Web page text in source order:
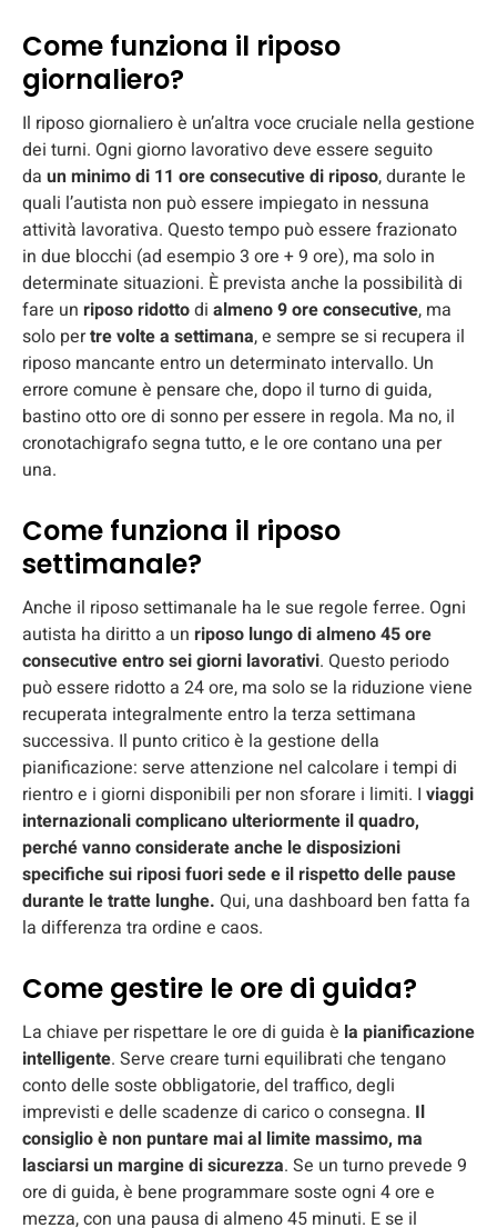
Come funziona il riposo
giornaliero?
Il riposo giornaliero è un’altra voce cruciale nella gestione
dei turni. Ogni giorno lavorativo deve essere seguito
da un minimo di 11 ore consecutive di riposo, durante le
quali l’autista non può essere impiegato in nessuna
attività lavorativa. Questo tempo può essere frazionato
in due blocchi (ad esempio 3 ore + 9 ore), ma solo in
determinate situazioni. È prevista anche la possibilità di
fare un riposo ridottodi almeno 9 ore consecutive, ma
solo pertre volte a settimana, e sempre se si recupera il
riposo mancante entro un determinato intervallo. Un
errore comune è pensare che, dopo il turno di guida,
bastino otto ore di sonno per essere in regola. Ma no, il
cronotachigrafo segna tutto, e le ore contano una per
una.
Come funziona il riposo
settimanale?
Anche il riposo settimanale ha le sue regole ferree. Ogni
autista ha diritto a un riposo lungo di almeno 45 ore
consecutiveentro sei giorni lavorativi. Questo periodo
può essere ridotto a 24 ore, ma solo se la riduzione viene
recuperata integralmente entro la terza settimana
successiva. Il punto critico è la gestione della
pianificazione: serve attenzione nel calcolare i tempi di
rientro e i giorni disponibili per non sforare i limiti. I viaggi
internazionali complicano ulteriormente il quadro,
perché vanno considerate anche le disposizioni
specifiche sui riposi fuori sede e il rispetto delle pause
durante le tratte lunghe. Qui, una dashboard ben fatta fa
la differenza tra ordine e caos.
Come gestire le ore di guida?
La chiave per rispettare le ore di guida è la pianificazione
intelligente. Serve creare turni equilibrati che tengano
conto delle soste obbligatorie, del traffico, degli
imprevisti e delle scadenze di carico o consegna. Il
consiglio è non puntare mai al limite massimo, ma
lasciarsi un margine di sicurezza. Se un turno prevede 9
ore di guida, è bene programmare soste ogni 4 ore e
mezza, con una pausa di almeno 45 minuti. E se il